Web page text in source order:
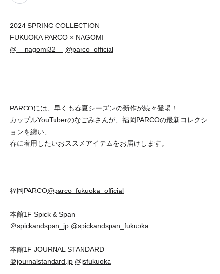
2024 SPRING COLLECTION
FUKUOKA PARCO × NAGOMI
@__nagomi32__
@parco_official
PARCOには、早くも春夏シーズンの新作が続々登場！
カップルYouTuberのなごみさんが、福岡PARCOの最新コレクシ
ョンを纏い、
春に着用したいおススメアイテムをお届けします。
福岡PARCO@parco_fukuoka_official
本館1F Spick & Span
＠spickandspan_jp @spickandspan_fukuoka
本館1F JOURNAL STANDARD
＠journalstandard.jp @jsfukuoka